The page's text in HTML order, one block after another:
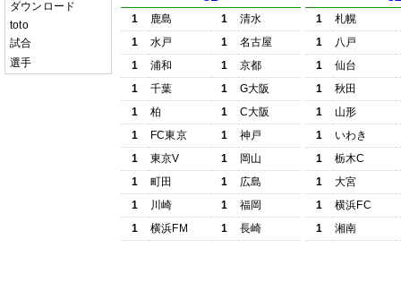
ダウンロード
toto
試合
選手
1 鹿島 1
清水
1
水戸 1
名古屋
1
浦和 1
京都
1
千葉 1
G大阪
1
柏 1
C大阪
1
FC東京 1
神戸
1
東京V 1
岡山
1
町田 1
広島
1
川崎 1
福岡
1
横浜FM 1 長崎
1
札幌
1
八戸
1
仙台
1
秋田
1
山形
1
いわき
1
栃木C
1
大宮
1
横浜FC
1
湘南